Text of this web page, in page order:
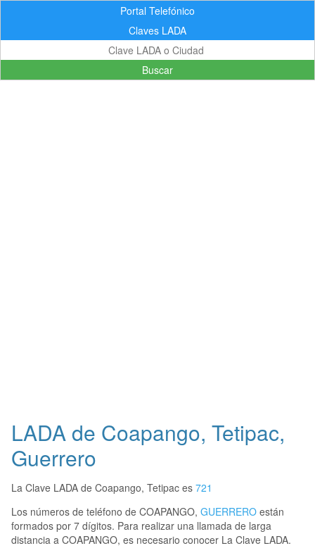
Portal Telefónico
Claves LADA
Buscar
LADA de Coapango, Tetipac,
Guerrero
La Clave LADA de Coapango, Tetipac es 721
Los números de teléfono de COAPANGO, GUERRERO están
formados por 7 dígitos. Para realizar una llamada de larga
distancia a COAPANGO, es necesario conocer La Clave LADA.